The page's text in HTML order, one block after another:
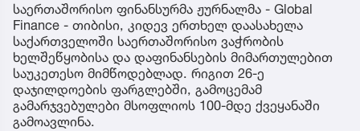
საერთაშორისო ფინანსურმა ჟურნალმა - Global
Finance - თიბისი, კიდევ ერთხელ დაასახელა
საქართველოში საერთაშორისო ვაჭრობის
ხელშეწყობისა და დაფინანსების მიმართულებით
საუკეთესო მიმწოდებლად. რიგით 26-ე
დაჯილდოების ფარგლებში, გამოცემამ
გამარჯვებულები მსოფლიოს 100-მდე ქვეყანაში
გამოავლინა.